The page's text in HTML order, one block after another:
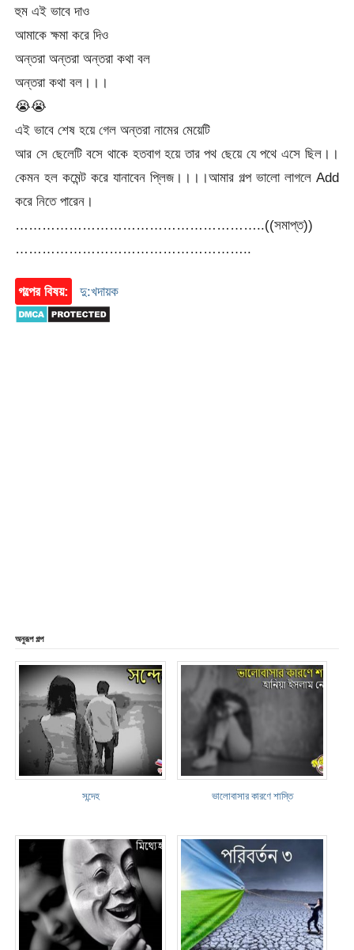
হুম এই ভাবে দাও
আমাকে ক্ষমা করে দিও
অন্তরা অন্তরা অন্তরা কথা বল
অন্তরা কথা বল।।।
😭😭
এই ভাবে শেষ হয়ে গেল অন্তরা নামের মেয়েটি
আর সে ছেলেটি বসে থাকে হতবাগ হয়ে তার পথ ছেয়ে যে পথে এসে ছিল।।
কেমন হল কমেন্ট করে যানাবেন প্লিজ।।।।আমার গল্প ভালো লাগলে Add
করে নিতে পারেন।
………………………………………………..((সমাপ্ত))
……………………………………………..
গল্পের বিষয়: দু:খদায়ক
অনুরূপ গল্প
সন্দেহ ভালোবাসার কারণে শাস্তি